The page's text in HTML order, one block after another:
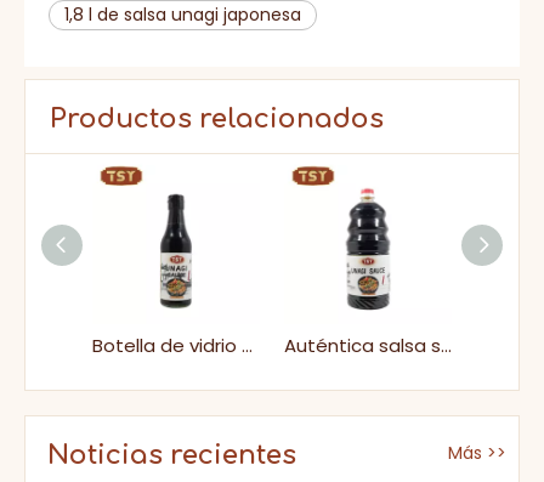
1,8 l de salsa unagi japonesa
Productos relacionados
Botella de vidrio Salsa Umami Unagi saludable para supermercado Auténtica salsa sabrosa de glaseado de anguilas japonesas para tazones de sushi y arroz BBQ
Noticias recientes Más >>